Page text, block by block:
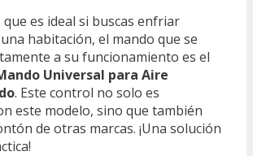
que es ideal si buscas enfriar
habitación, el mando que se
a su funcionamiento es el
Universal para Aire
. Este control no solo es
este modelo, sino que también
de otras marcas. ¡Una solución